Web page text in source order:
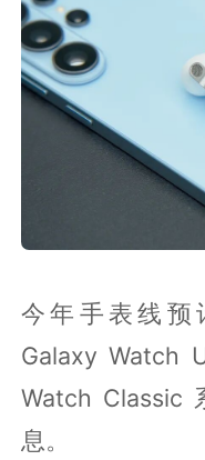
今年手表线预
Galaxy Watch
Watch Classic
息。